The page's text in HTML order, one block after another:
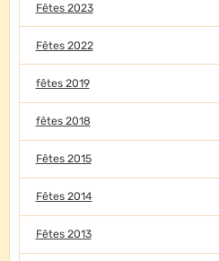
Fêtes 2023
Fêtes 2022
fêtes 2019
fêtes 2018
Fêtes 2015
Fêtes 2014
Fêtes 2013